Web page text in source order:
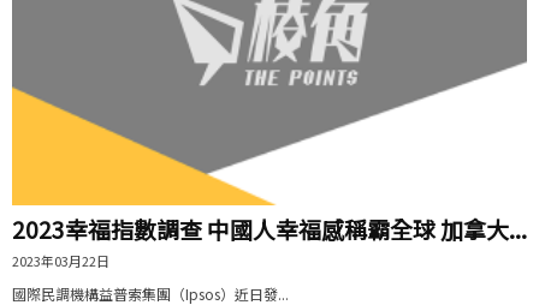
2023幸福指數調查 中國人幸福感稱霸全球 加拿大...
2023年03月22日
國際民調機構益普索集團（Ipsos）近日發...